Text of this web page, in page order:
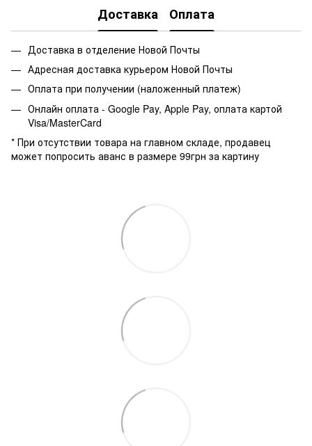
Доставка Оплата
Доставка в отделение Новой Почты
Адресная доставка курьером Новой Почты
Оплата при получении (наложенный платеж)
Онлайн оплата - Google Pay, Apple Pay, оплата картой
Visa/MasterCard
* При отсутствии товара на главном складе, продавец
может попросить аванс в размере 99грн за картину